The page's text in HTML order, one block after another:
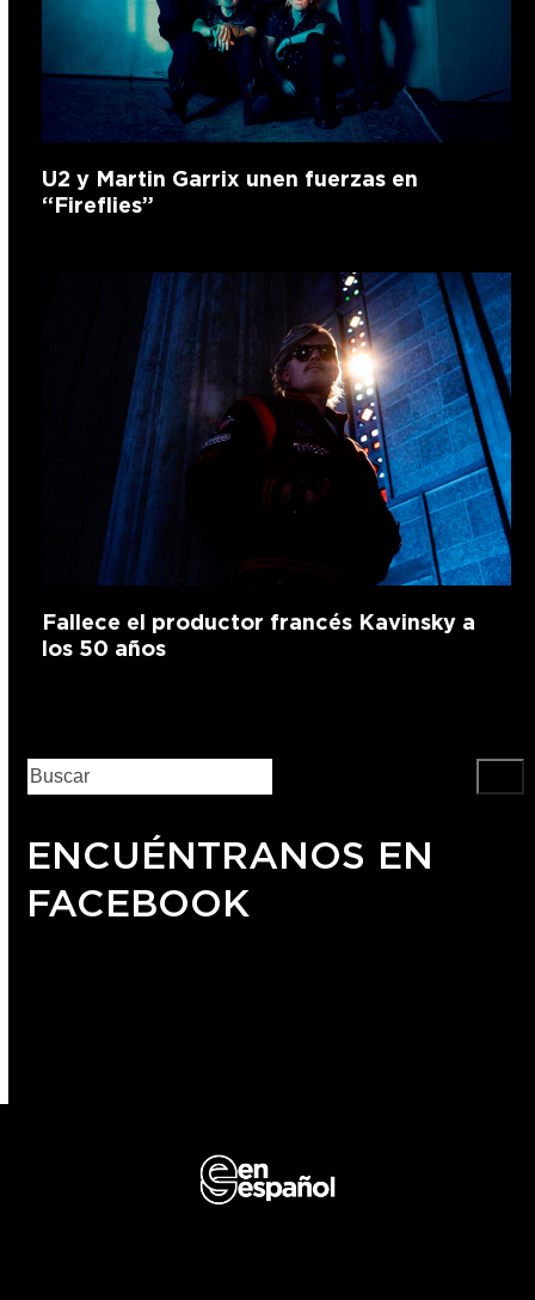
U2 y Martin Garrix unen fuerzas en
“Fireflies”
Fallece el productor francés Kavinsky a
los 50 años
ENCUÉNTRANOS EN
FACEBOOK